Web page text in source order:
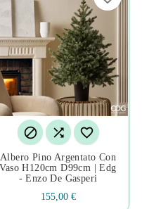
  
Albero Pino Argentato Con
Vaso H120cm D99cm | Edg
- Enzo De Gasperi
155,00 €